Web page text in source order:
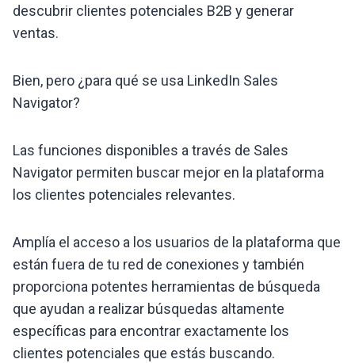
descubrir clientes potenciales B2B y generar
ventas.
Bien, pero ¿para qué se usa LinkedIn Sales
Navigator?
Las funciones disponibles a través de Sales
Navigator permiten buscar mejor en la plataforma
los clientes potenciales relevantes.
Amplía el acceso a los usuarios de la plataforma que
están fuera de tu red de conexiones y también
proporciona potentes herramientas de búsqueda
que ayudan a realizar búsquedas altamente
específicas para encontrar exactamente los
clientes potenciales que estás buscando.